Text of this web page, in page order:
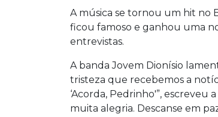
A música se tornou um hit no
ficou famoso e ganhou uma
entrevistas.
A banda Jovem Dionísio
tristeza que recebemos a
‘Acorda, Pedrinho'”, escreveu
muita alegria. Descanse em